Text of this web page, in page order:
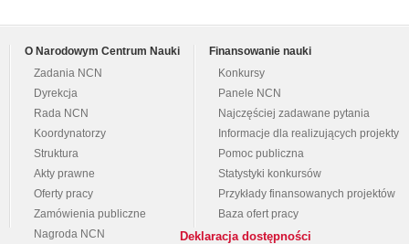
O Narodowym Centrum Nauki
Zadania NCN
Dyrekcja
Rada NCN
Koordynatorzy
Struktura
Akty prawne
Oferty pracy
Zamówienia publiczne
Nagroda NCN
Finansowanie nauki
Konkursy
Panele NCN
Najczęściej zadawane pytania
Informacje dla realizujących projekty
Pomoc publiczna
Statystyki konkursów
Przykłady finansowanych projektów
Baza ofert pracy
Deklaracja dostępności